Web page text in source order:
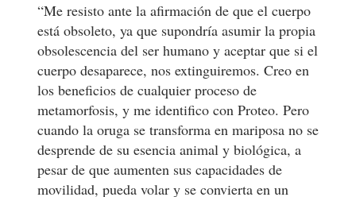
“Me resisto ante la afirmación de que el cuerpo
está obsoleto, ya que supondría asumir la propia
obsolescencia del ser humano y aceptar que si el
cuerpo desaparece, nos extinguiremos. Creo en
los beneficios de cualquier proceso de
metamorfosis, y me identifico con Proteo. Pero
cuando la oruga se transforma en mariposa no se
desprende de su esencia animal y biológica, a
pesar de que aumenten sus capacidades de
movilidad, pueda volar y se convierta en un